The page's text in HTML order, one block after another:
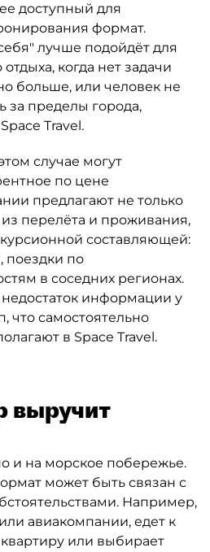
доступный для
формат.
лучше подойдёт для
когда нет задачи
больше, или человек не
за пределы города,
Travel.
случае могут
по цене
предлагают не только
перелёта и проживания,
составляющей:
поездки по
в соседних регионах.
информации у
что самостоятельно
в Space Travel.
выручит
и на морское побережье.
может быть связан с
Например,
авиакомпании, едет к
или выбирает